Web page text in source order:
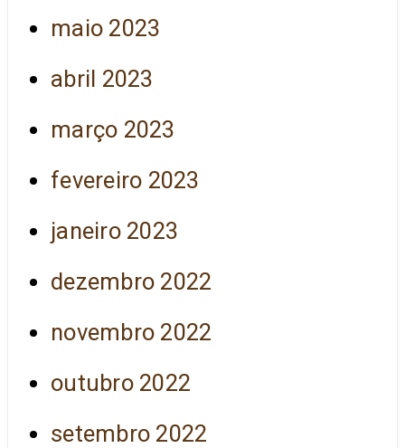
maio 2023
abril 2023
março 2023
fevereiro 2023
janeiro 2023
dezembro 2022
novembro 2022
outubro 2022
setembro 2022